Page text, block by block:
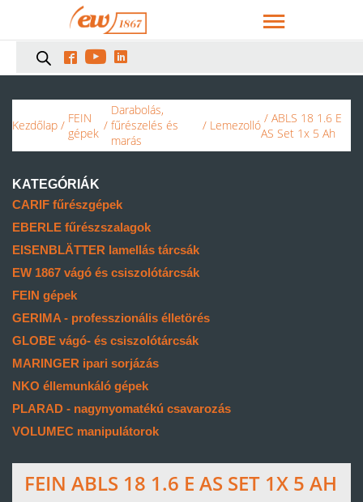
  
Kezdőlap / FEIN
gépek /
Darabolás,
fűrészelés és
marás
/ Lemezolló / ABLS 18 1.6 E
AS Set 1x 5 Ah
KATEGÓRIÁK
CARIF fűrészgépek
EBERLE fűrészszalagok
EISENBLÄTTER lamellás tárcsák
EW 1867 vágó és csiszolótárcsák
FEIN gépek
GERIMA - professzionális élletörés
GLOBE vágó- és csiszolótárcsák
MARINGER ipari sorjázás
NKO éllemunkáló gépek
PLARAD - nagynyomatékú csavarozás
VOLUMEC manipulátorok
FEIN ABLS 18 1.6 E AS SET 1X 5 AH